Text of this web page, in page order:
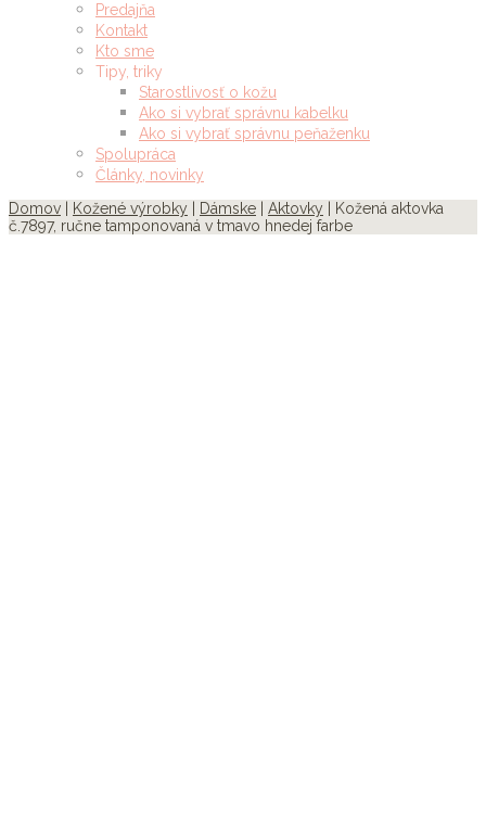
Predajňa
Kontakt
Kto sme
Tipy, triky
Starostlivosť o kožu
Ako si vybrať správnu kabelku
Ako si vybrať správnu peňaženku
Spolupráca
Články, novinky
Domov
Kožené výrobky Dámske Aktovky | Kožená aktovka
č.7897, ručne tamponovaná v tmavo hnedej farbe